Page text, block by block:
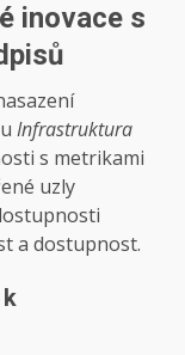
inovace s
Infrastruktura
s metrikami
uzly
a dostupnost.